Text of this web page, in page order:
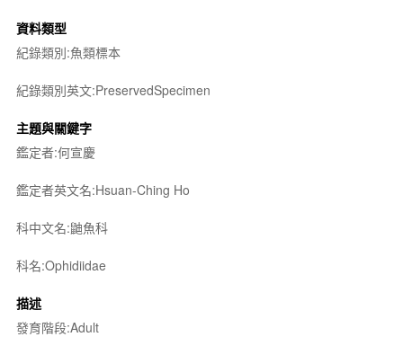
資料類型
紀錄類別:魚類標本
紀錄類別英文:PreservedSpecimen
主題與關鍵字
鑑定者:何宣慶
鑑定者英文名:Hsuan-Ching Ho
科中文名:鼬魚科
科名:Ophidiidae
描述
發育階段:Adult